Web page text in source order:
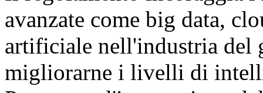
avanzate come big data,
artificiale nell'industria del
migliorarne i livelli di